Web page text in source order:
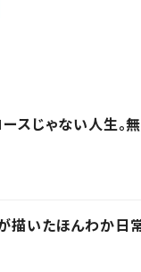
スじゃない人生。
描いたほんわか日